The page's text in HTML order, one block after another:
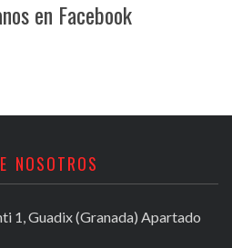
en Facebook
NOSOTROS
1, Guadix (Granada) Apartado